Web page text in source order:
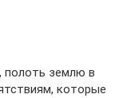
полоть землю в
которые